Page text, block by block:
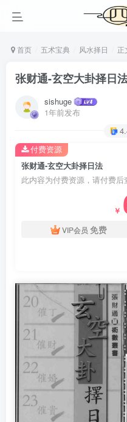
首页 五术宝典 风水择日 正
张财通-玄空大卦择日
sishuge
1年前发布
张财通-玄空大卦择日法
此内容为付费资源，请付费后
￥
VIP会员 免费
付费资源